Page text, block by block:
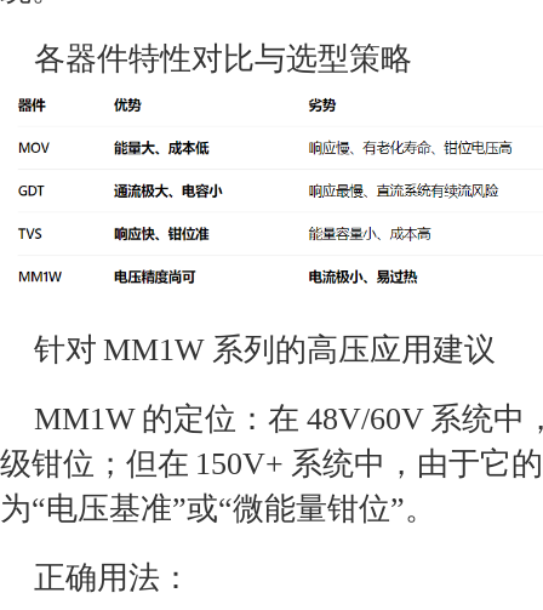
各器件特性对比与选型策略
针对 MM1W 系列的高压应用建议
MM1W 的定位：在 48V/60V 系统
级钳位；但在 150V+ 系统中，由于它
为“电压基准”或“微能量钳位”。
正确用法：